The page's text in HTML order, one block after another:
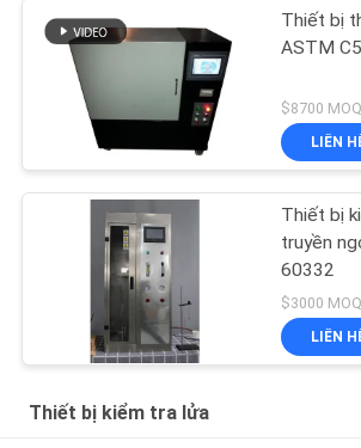
Thiết bị
ASTM
$8700
LIÊN
Thiết bị
truyền
60332
$3000
LIÊN
Thiết bị kiểm tra lửa